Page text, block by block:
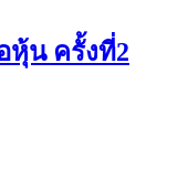
หุ้น ครั้งที่2